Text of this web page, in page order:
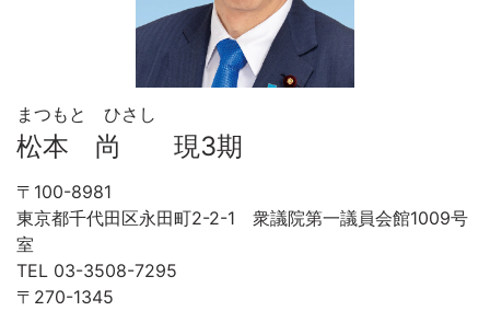
まつもと ひさし
松本 尚 現3期
〒100-8981
東京都千代田区永田町2-2-1 衆議院第一議員会館1009号
室
TEL 03-3508-7295
〒270-1345